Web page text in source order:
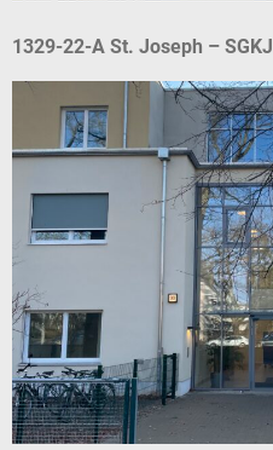
1329-22-A St. Joseph – SGKJ